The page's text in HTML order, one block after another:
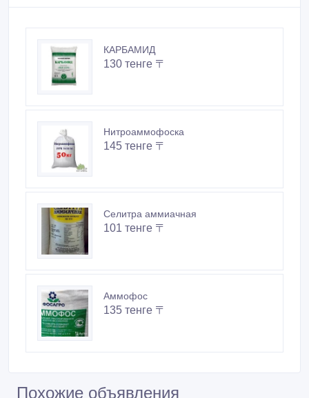
КАРБАМИД
130 тенге 〒
Нитроаммофоска
145 тенге 〒
Селитра аммиачная
101 тенге 〒
Аммофос
135 тенге 〒
Похожие объявления